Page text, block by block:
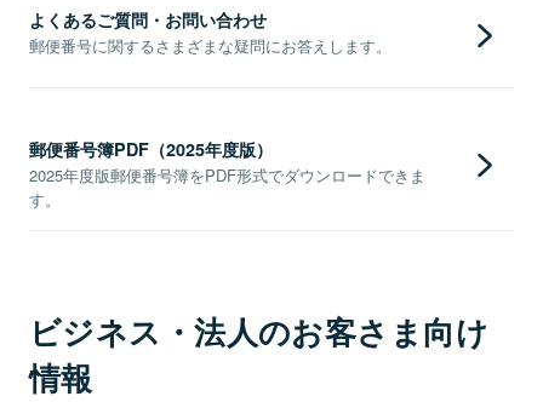
よくあるご質問・お問い合わせ
郵便番号に関するさまざまな疑問にお答えします。
郵便番号簿PDF（2025年度版）
2025年度版郵便番号簿をPDF形式でダウンロードできま
す。
ビジネス・法人のお客さま向け
情報